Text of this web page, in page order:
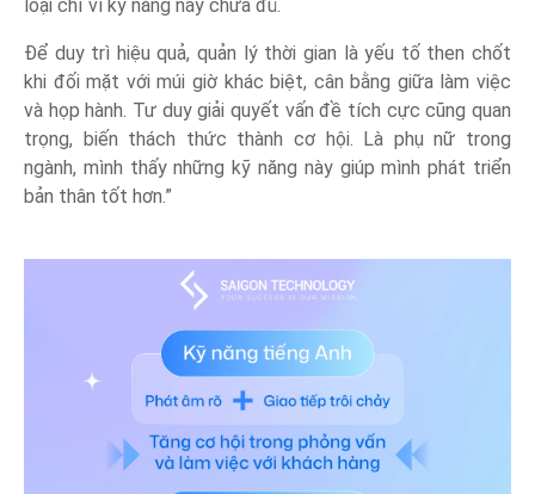
loại chỉ vì kỹ năng này chưa đủ.
Để duy trì hiệu quả, quản lý thời gian là yếu tố then chốt
khi đối mặt với múi giờ khác biệt, cân bằng giữa làm việc
và họp hành. Tư duy giải quyết vấn đề tích cực cũng quan
trọng, biến thách thức thành cơ hội. Là phụ nữ trong
ngành, mình thấy những kỹ năng này giúp mình phát triển
bản thân tốt hơn.”